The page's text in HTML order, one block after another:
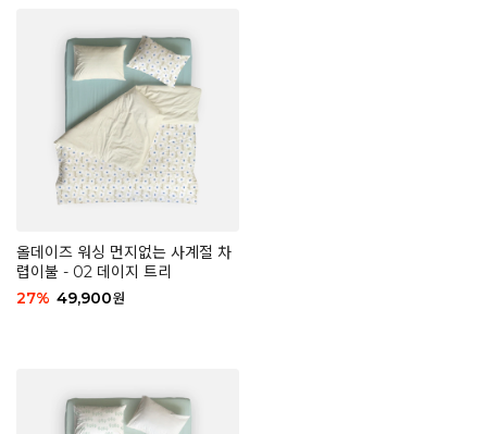
올데이즈 워싱 먼지없는 사계절 차
렵이불 - 02 데이지 트리
27% 49,900원